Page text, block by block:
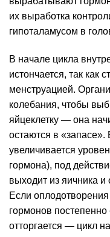
их выработка
гипоталамусом в
В начале цикла
истончается, так как
менструацией.
колебания, чтобы
яйцеклетку — она
остаются в «запасе».
увеличивается
гормона), под
выходит из яичника и
Если
гормонов
отторгается — цикл